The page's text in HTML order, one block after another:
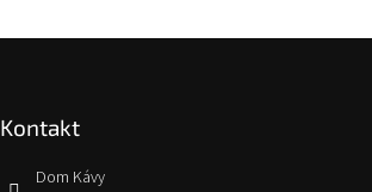
Kontakt
Dom Kávy